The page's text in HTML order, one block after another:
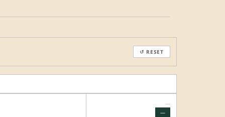
↺ RESET
—
—